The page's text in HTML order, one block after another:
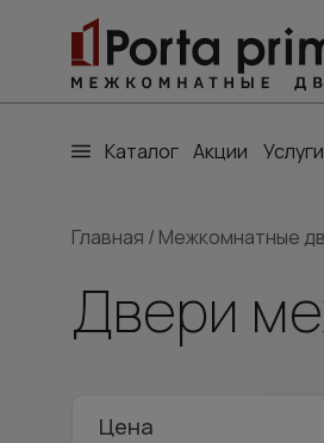
Каталог Акции Услуги
Главная / Межкомнатные
Двери
Цена